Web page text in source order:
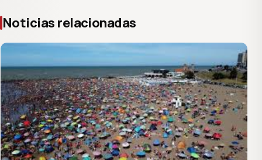
Noticias relacionadas